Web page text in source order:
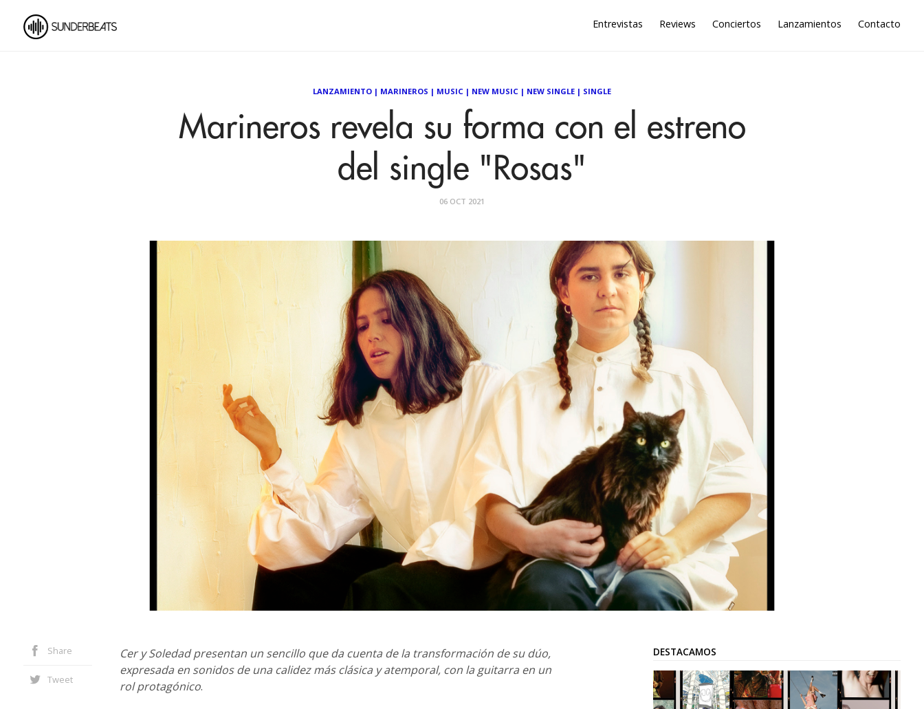
Entrevistas Reviews Conciertos Lanzamientos Contacto
LANZAMIENTO | MARINEROS | MUSIC | NEW MUSIC | NEW SINGLE | SINGLE
Marineros revela su forma con el estreno
del single "Rosas"
06 OCT 2021
Share
Tweet
Cer y Soledad presentan un sencillo que da cuenta de la transformación de su dúo,
expresada en sonidos de una calidez más clásica y atemporal, con la guitarra en un
rol protagónico.
DESTACAMOS